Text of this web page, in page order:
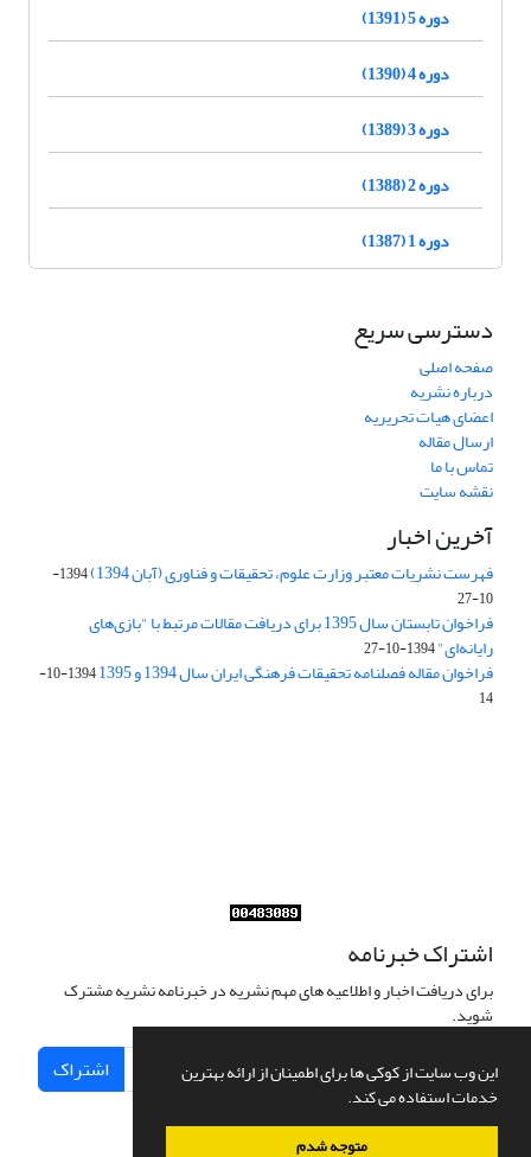
این وب سایت از کوکی ها برای اطمینان از ارائه بهترین
خدمات استفاده می کند.
متوجه شدم
دوره 5 (1391)
دوره 4 (1390)
دوره 3 (1389)
دوره 2 (1388)
دوره 1 (1387)
دسترسی سریع
صفحه اصلی
درباره نشریه
اعضای هیات تحریریه
ارسال مقاله
تماس با ما
نقشه سایت
آخرین اخبار
فهرست نشریات معتبر وزارت علوم، تحقیقات و فناوری (آبان 1394)
1394-
10-27
فراخوان تابستان سال 1395 برای دریافت مقالات مرتبط با "بازی‌های
رایانه‌ای"1394-10-27
فراخوان مقاله فصلنامه تحقیقات فرهنگی ایران سال 1394 و 1395
1394-10-
14
اشتراک خبرنامه
برای دریافت اخبار و اطلاعیه های مهم نشریه در خبرنامه نشریه مشترک
شوید.
اشتراک